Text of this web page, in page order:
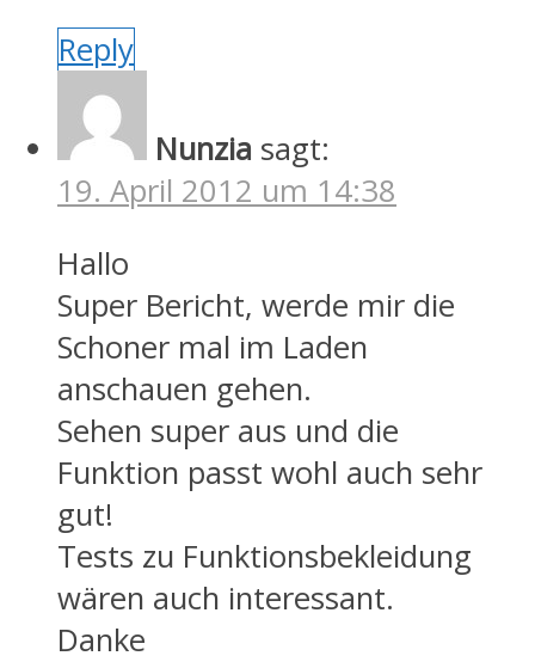
Reply
Nunzia sagt:
19. April 2012 um 14:38
Hallo
Super Bericht, werde mir die
Schoner mal im Laden
anschauen gehen.
Sehen super aus und die
Funktion passt wohl auch sehr
gut!
Tests zu Funktionsbekleidung
wären auch interessant.
Danke